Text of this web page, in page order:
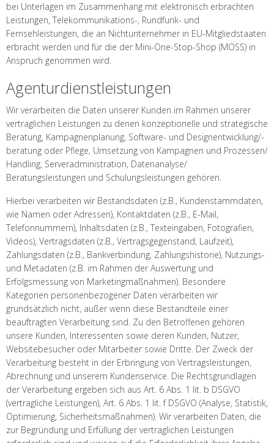
bei Unterlagen im Zusammenhang mit elektronisch erbrachten
Leistungen, Telekommunikations-, Rundfunk- und
Fernsehleistungen, die an Nichtunternehmer in EU-Mitgliedstaaten
erbracht werden und für die der Mini-One-Stop-Shop (MOSS) in
Anspruch genommen wird.
Agenturdienstleistungen
Wir verarbeiten die Daten unserer Kunden im Rahmen unserer
vertraglichen Leistungen zu denen konzeptionelle und strategische
Beratung, Kampagnenplanung, Software- und Designentwicklung/-
beratung oder Pflege, Umsetzung von Kampagnen und Prozessen/
Handling, Serveradministration, Datenanalyse/
Beratungsleistungen und Schulungsleistungen gehören.
Hierbei verarbeiten wir Bestandsdaten (z.B., Kundenstammdaten,
wie Namen oder Adressen), Kontaktdaten (z.B., E-Mail,
Telefonnummern), Inhaltsdaten (z.B., Texteingaben, Fotografien,
Videos), Vertragsdaten (z.B., Vertragsgegenstand, Laufzeit),
Zahlungsdaten (z.B., Bankverbindung, Zahlungshistorie), Nutzungs-
und Metadaten (z.B. im Rahmen der Auswertung und
Erfolgsmessung von Marketingmaßnahmen). Besondere
Kategorien personenbezogener Daten verarbeiten wir
grundsätzlich nicht, außer wenn diese Bestandteile einer
beauftragten Verarbeitung sind. Zu den Betroffenen gehören
unsere Kunden, Interessenten sowie deren Kunden, Nutzer,
Websitebesucher oder Mitarbeiter sowie Dritte. Der Zweck der
Verarbeitung besteht in der Erbringung von Vertragsleistungen,
Abrechnung und unserem Kundenservice. Die Rechtsgrundlagen
der Verarbeitung ergeben sich aus Art. 6 Abs. 1 lit. b DSGVO
(vertragliche Leistungen), Art. 6 Abs. 1 lit. f DSGVO (Analyse, Statistik,
Optimierung, Sicherheitsmaßnahmen). Wir verarbeiten Daten, die
zur Begründung und Erfüllung der vertraglichen Leistungen